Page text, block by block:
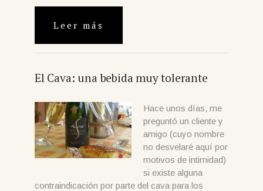
Leer más
El Cava: una bebida muy tolerante
Hace unos días, me
preguntó un cliente y
amigo (cuyo nombre
no desvelaré aquí por
motivos de intimidad)
si existe alguna
contraindicación por parte del cava para los